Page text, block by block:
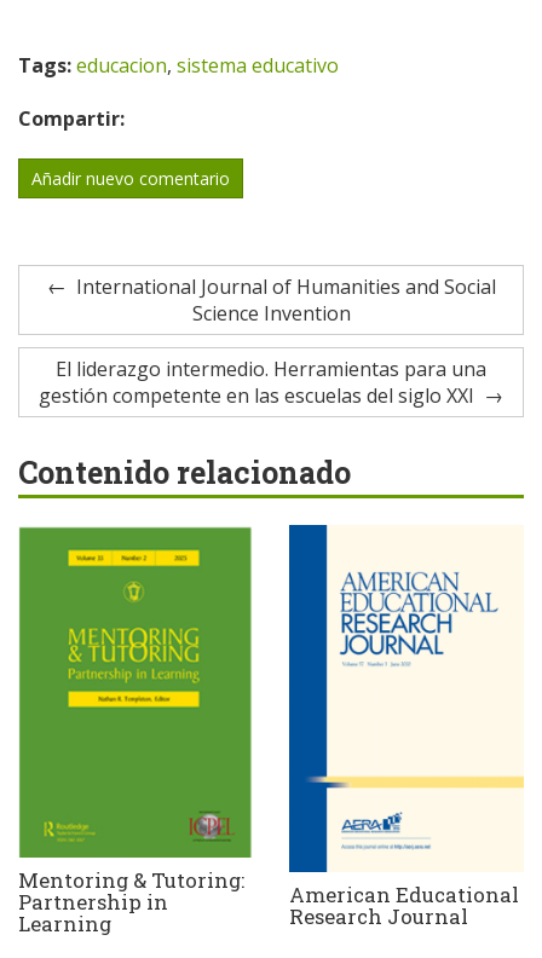
Tags:educacion, sistema educativo
Compartir:
Añadir nuevo comentario
International Journal of Humanities and Social
Science Invention
El liderazgo intermedio. Herramientas para una
gestión competente en las escuelas del siglo XXI
Contenido relacionado
Mentoring & Tutoring:
Partnership in
Learning
American Educational
Research Journal